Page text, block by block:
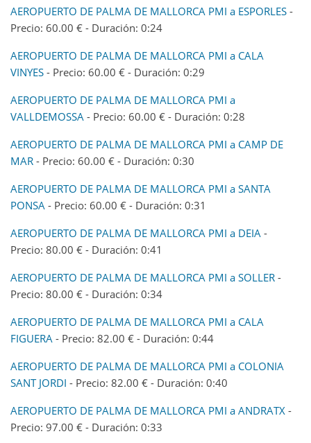
AEROPUERTO DE PALMA DE MALLORCA PMI a ESPORLES -
Precio: 60.00 € - Duración: 0:24
AEROPUERTO DE PALMA DE MALLORCA PMI a CALA
VINYES - Precio: 60.00 € - Duración: 0:29
AEROPUERTO DE PALMA DE MALLORCA PMI a
VALLDEMOSSA - Precio: 60.00 € - Duración: 0:28
AEROPUERTO DE PALMA DE MALLORCA PMI a CAMP DE
MAR - Precio: 60.00 € - Duración: 0:30
AEROPUERTO DE PALMA DE MALLORCA PMI a SANTA
PONSA - Precio: 60.00 € - Duración: 0:31
AEROPUERTO DE PALMA DE MALLORCA PMI a DEIA -
Precio: 80.00 € - Duración: 0:41
AEROPUERTO DE PALMA DE MALLORCA PMI a SOLLER -
Precio: 80.00 € - Duración: 0:34
AEROPUERTO DE PALMA DE MALLORCA PMI a CALA
FIGUERA - Precio: 82.00 € - Duración: 0:44
AEROPUERTO DE PALMA DE MALLORCA PMI a COLONIA
SANT JORDI - Precio: 82.00 € - Duración: 0:40
AEROPUERTO DE PALMA DE MALLORCA PMI a ANDRATX -
Precio: 97.00 € - Duración: 0:33